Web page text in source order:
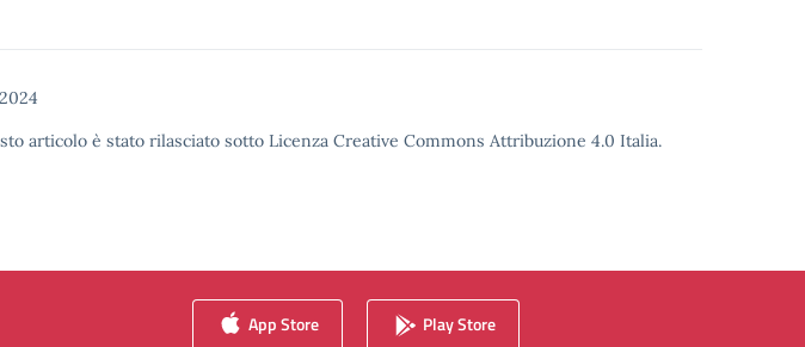
articolo è stato rilasciato sotto Licenza Creative Commons Attribuzione 4.0 Italia.
App Store Play Store